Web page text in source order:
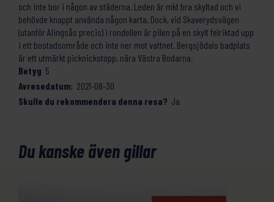
och inte bor i någon av städerna. Leden är mkt bra skyltad och vi
behövde knappt använda någon karta. Dock, vid Skaverydsvägen
(utanför Alingsås precis) i rondellen är pilen på en skylt felriktad upp
i ett bostadsområde och inte ner mot vattnet. Bergsjödals badplats
är ett utmärkt picknickstopp, nära Västra Bodarna.
Betyg 5
Avresedatum: 2021-08-30
Skulle du rekommendera denna resa? Ja
Du kanske även gillar